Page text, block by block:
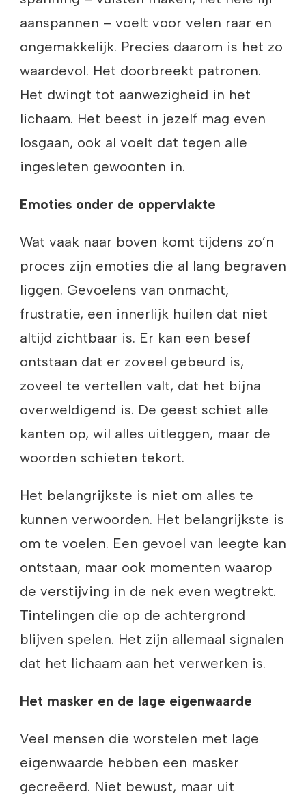
aanspannen – voelt voor velen raar en
ongemakkelijk. Precies daarom is het zo
waardevol. Het doorbreekt patronen.
Het dwingt tot aanwezigheid in het
lichaam. Het beest in jezelf mag even
losgaan, ook al voelt dat tegen alle
ingesleten gewoonten in.
Emoties onder de oppervlakte
Wat vaak naar boven komt tijdens zo’n
proces zijn emoties die al lang begraven
liggen. Gevoelens van onmacht,
frustratie, een innerlijk huilen dat niet
altijd zichtbaar is. Er kan een besef
ontstaan dat er zoveel gebeurd is,
zoveel te vertellen valt, dat het bijna
overweldigend is. De geest schiet alle
kanten op, wil alles uitleggen, maar de
woorden schieten tekort.
Het belangrijkste is niet om alles te
kunnen verwoorden. Het belangrijkste is
om te voelen. Een gevoel van leegte kan
ontstaan, maar ook momenten waarop
de verstijving in de nek even wegtrekt.
Tintelingen die op de achtergrond
blijven spelen. Het zijn allemaal signalen
dat het lichaam aan het verwerken is.
Het masker en de lage eigenwaarde
Veel mensen die worstelen met lage
eigenwaarde hebben een masker
gecreëerd. Niet bewust, maar uit